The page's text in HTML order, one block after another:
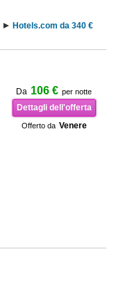
Hotels.com da 340 €
Da 106 € per notte
Dettagli dell'offerta
Offerto da Venere